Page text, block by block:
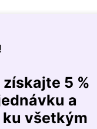
5 %
a
všetkým